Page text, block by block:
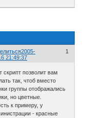
1
2005-
21:49:37
скрипт позволит вам
так, чтоб вместо
группы отображались
но цветные.
к примеру, у
- красные